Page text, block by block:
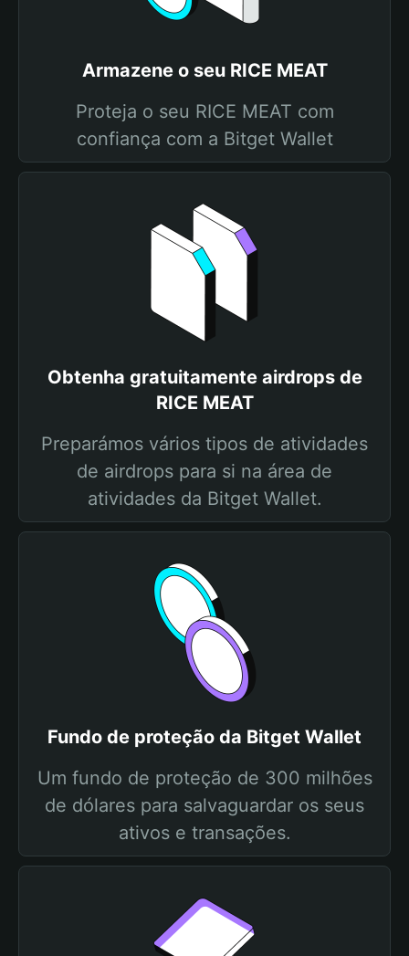
Armazene o seu RICE MEAT
Proteja o seu RICE MEAT com
confiança com a Bitget Wallet
Obtenha gratuitamente airdrops de
RICE MEAT
Preparámos vários tipos de atividades
de airdrops para si na área de
atividades da Bitget Wallet.
Fundo de proteção da Bitget Wallet
Um fundo de proteção de 300 milhões
de dólares para salvaguardar os seus
ativos e transações.